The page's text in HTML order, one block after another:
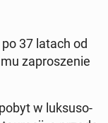
37 latach od
za­pro­sze­nie
w luk­su­so­